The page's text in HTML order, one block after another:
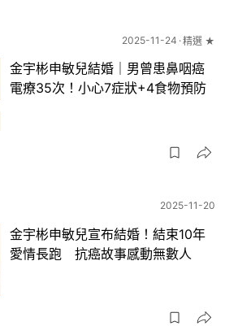
2025-11-24 精選 ★
金宇彬申敏兒結婚｜男曾患鼻咽癌
電療35次！小心7症狀+4食物預防
2025-11-20
金宇彬申敏兒宣布結婚！結束10年
愛情長跑 抗癌故事感動無數人